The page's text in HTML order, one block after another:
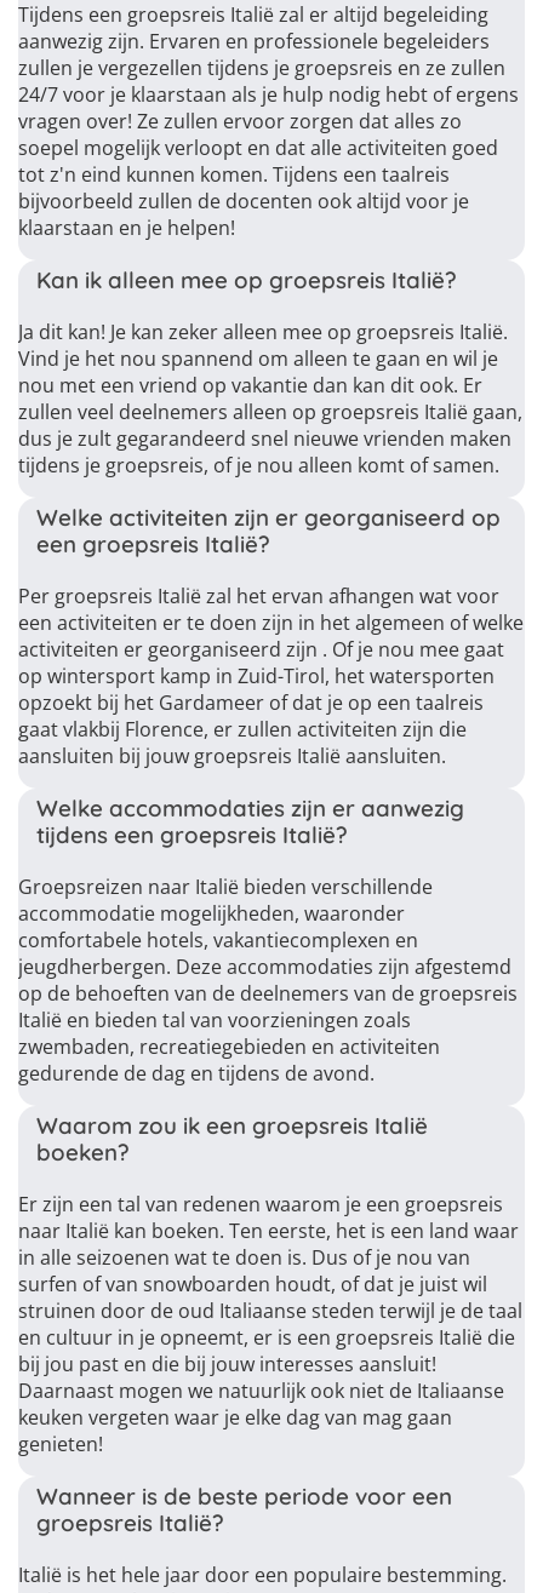
Tijdens een groepsreis Italië zal er altijd begeleiding
aanwezig zijn. Ervaren en professionele begeleiders
zullen je vergezellen tijdens je groepsreis en ze zullen
24/7 voor je klaarstaan als je hulp nodig hebt of ergens
vragen over! Ze zullen ervoor zorgen dat alles zo
soepel mogelijk verloopt en dat alle activiteiten goed
tot z'n eind kunnen komen. Tijdens een taalreis
bijvoorbeeld zullen de docenten ook altijd voor je
klaarstaan en je helpen!
Kan ik alleen mee op groepsreis Italië?
Ja dit kan! Je kan zeker alleen mee op groepsreis Italië.
Vind je het nou spannend om alleen te gaan en wil je
nou met een vriend op vakantie dan kan dit ook. Er
zullen veel deelnemers alleen op groepsreis Italië gaan,
dus je zult gegarandeerd snel nieuwe vrienden maken
tijdens je groepsreis, of je nou alleen komt of samen.
Welke activiteiten zijn er georganiseerd op
een groepsreis Italië?
Per groepsreis Italië zal het ervan afhangen wat voor
een activiteiten er te doen zijn in het algemeen of welke
activiteiten er georganiseerd zijn . Of je nou mee gaat
op wintersport kamp in Zuid-Tirol, het watersporten
opzoekt bij het Gardameer of dat je op een taalreis
gaat vlakbij Florence, er zullen activiteiten zijn die
aansluiten bij jouw groepsreis Italië aansluiten.
Welke accommodaties zijn er aanwezig
tijdens een groepsreis Italië?
Groepsreizen naar Italië bieden verschillende
accommodatie mogelijkheden, waaronder
comfortabele hotels, vakantiecomplexen en
jeugdherbergen. Deze accommodaties zijn afgestemd
op de behoeften van de deelnemers van de groepsreis
Italië en bieden tal van voorzieningen zoals
zwembaden, recreatiegebieden en activiteiten
gedurende de dag en tijdens de avond.
Waarom zou ik een groepsreis Italië
boeken?
Er zijn een tal van redenen waarom je een groepsreis
naar Italië kan boeken. Ten eerste, het is een land waar
in alle seizoenen wat te doen is. Dus of je nou van
surfen of van snowboarden houdt, of dat je juist wil
struinen door de oud Italiaanse steden terwijl je de taal
en cultuur in je opneemt, er is een groepsreis Italië die
bij jou past en die bij jouw interesses aansluit!
Daarnaast mogen we natuurlijk ook niet de Italiaanse
keuken vergeten waar je elke dag van mag gaan
genieten!
Wanneer is de beste periode voor een
groepsreis Italië?
Italië is het hele jaar door een populaire bestemming.